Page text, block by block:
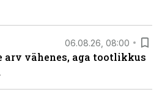
06.08.26, 08:00
arv vähenes, aga tootlikkus